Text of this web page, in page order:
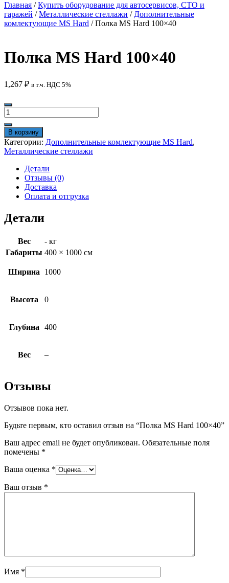
Главная /Купить оборудование для автосервисов, СТО и
гаражей /Металлические стеллажи / Дополнительные
комлектующие MS Hard / Полка MS Hard 100×40
Полка MS Hard 100×40
1,267 ₽ в т.ч. НДС 5%
Количество
товара
Полка
MS
Hard
100x40
В корзину
Категории: Дополнительные комлектующие MS Hard,
Металлические стеллажи
Детали
Отзывы (0)
Доставка
Оплата и отгрузка
Детали
Вес
- кг
Габариты 400 × 1000 см
Ширина 1000
Высота 0
Глубина 400
Вес –
Отзывы
Отзывов пока нет.
Будьте первым, кто оставил отзыв на “Полка MS Hard 100×40”
Ваш адрес email не будет опубликован. Обязательные поля
помечены *
Ваша оценка *
Ваш отзыв *
Имя *